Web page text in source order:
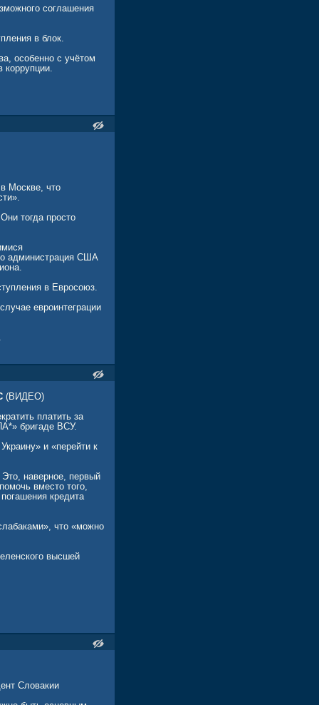
соглашения
в блок.
особенно с учётом
коррупции.
Москве, что
тогда просто
администрация США
в Евросоюз.
евроинтеграции
(ВИДЕО)
платить за
бригаде ВСУ.
и «перейти к
наверное, первый
вместо того,
кредита
что «можно
высшей
Словакии